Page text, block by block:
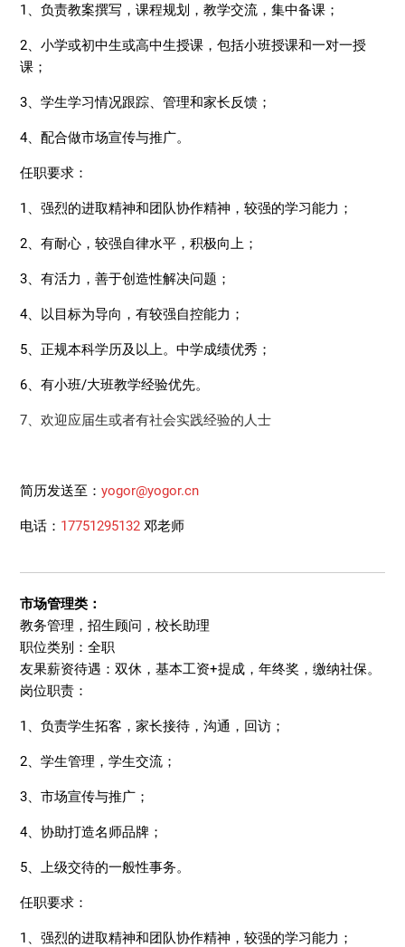
1、负责教案撰写，课程规划，教学交流，集中备课；
2、小学或初中生或高中生授课，包括小班授课和一对一授
课；
3、学生学习情况跟踪、管理和家长反馈；
4、配合做市场宣传与推广。
任职要求：
1、强烈的进取精神和团队协作精神，较强的学习能力；
2、有耐心，较强自律水平，积极向上；
3、有活力，善于创造性解决问题；
4、以目标为导向，有较强自控能力；
5、正规本科学历及以上。中学成绩优秀；
6、有小班/大班教学经验优先。
7、欢迎应届生或者有社会实践经验的人士
简历发送至： yogor@yogor.cn
电话： 17751295132邓老师
市场管理类：
教务管理，招生顾问，校长助理
职位类别：全职
友果薪资待遇：双休，基本工资+提成，年终奖，缴纳社保。
岗位职责：
1、负责学生拓客，家长接待，沟通，回访；
2、学生管理，学生交流；
3、市场宣传与推广；
4、协助打造名师品牌；
5、上级交待的一般性事务。
任职要求：
1、强烈的进取精神和团队协作精神，较强的学习能力；